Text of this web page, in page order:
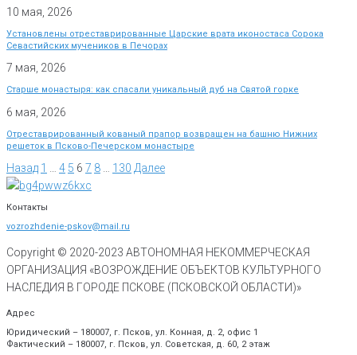
10 мая, 2026
Установлены отреставрированные Царские врата иконостаса Сорока
Севастийских мучеников в Печорах
7 мая, 2026
Старше монастыря: как спасали уникальный дуб на Святой горке
6 мая, 2026
Отреставрированный кованый прапор возвращен на башню Нижних
решеток в Псково-Печерском монастыре
Назад 1 4 5 6 7 8 130 Далее
Контакты
vozrozhdenie-pskov@mail.ru
Copyright © 2020-2023 АВТОНОМНАЯ НЕКОММЕРЧЕСКАЯ
ОРГАНИЗАЦИЯ «ВОЗРОЖДЕНИЕ ОБЪЕКТОВ КУЛЬТУРНОГО
НАСЛЕДИЯ В ГОРОДЕ ПСКОВЕ (ПСКОВСКОЙ ОБЛАСТИ)»
Адрес
Юридический – 180007, г. Псков, ул. Конная, д. 2, офис 1
Фактический – 180007, г. Псков, ул. Советская, д. 60, 2 этаж